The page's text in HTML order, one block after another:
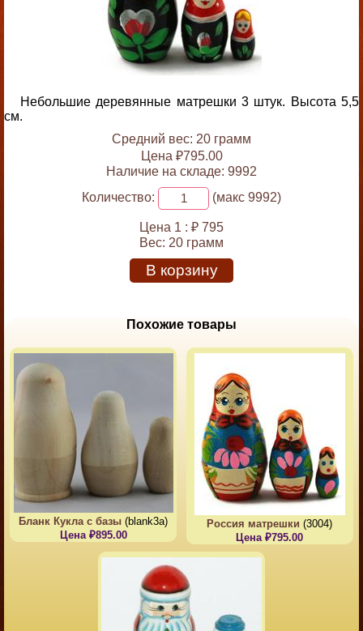
Небольшие деревянные матрешки 3 штук. Высота 5,5
см.
Средний вес: 20 грамм
Цена ₽795.00
Наличие на складе: 9992
Количество:
(макс 9992)
Цена 1 : ₽ 795
Вес: 20 грамм
В корзину
Похожие товары
Бланк Кукла с базы (blank3a)
Цена ₽895.00
Россия матрешки (3004)
Цена ₽795.00